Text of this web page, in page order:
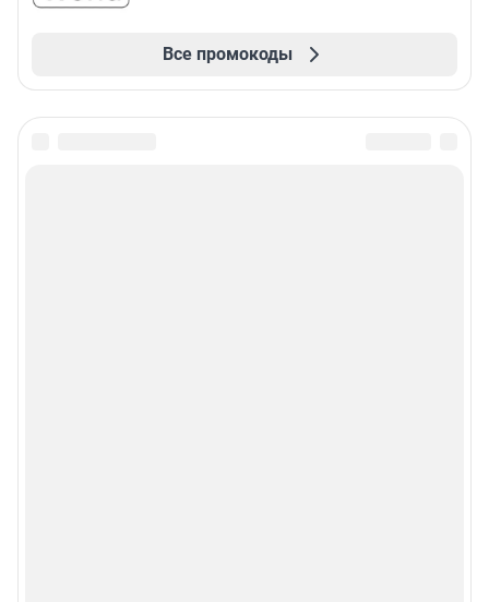
Все промокоды